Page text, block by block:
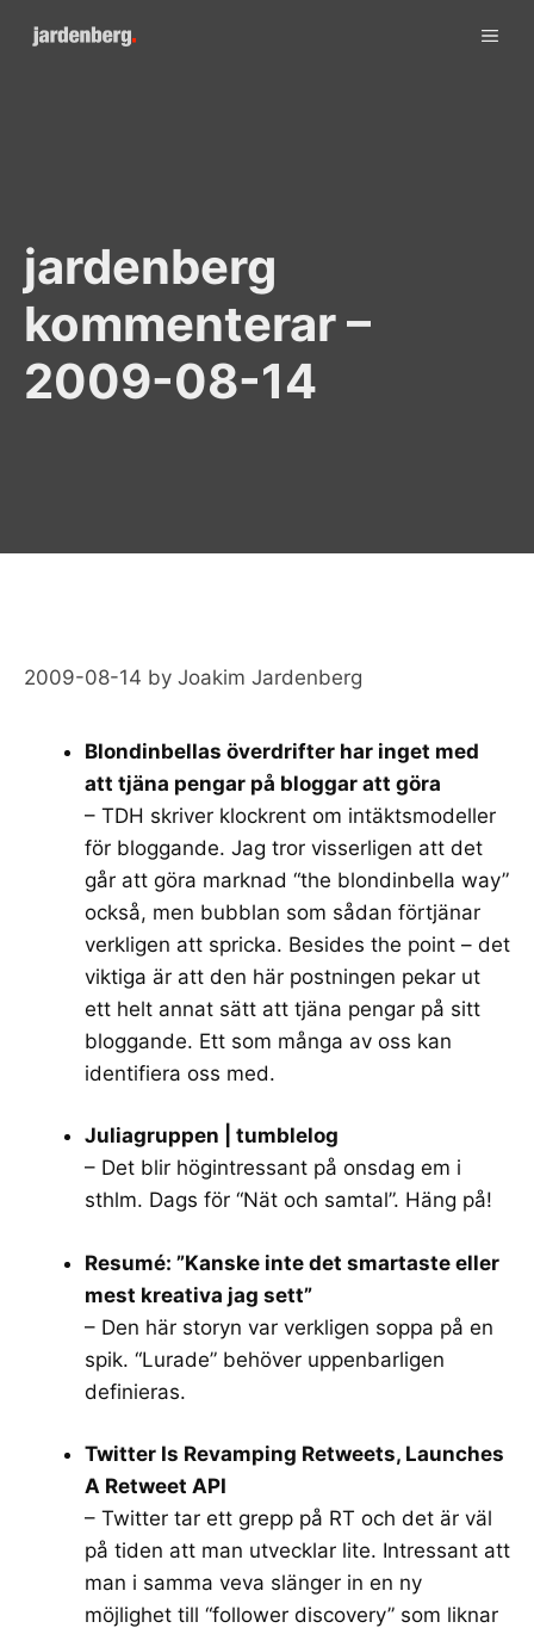
jardenberg
kommenterar –
2009-08-14
2009-08-14 by Joakim Jardenberg
Blondinbellas överdrifter har inget med
att tjäna pengar på bloggar att göra
– TDH skriver klockrent om intäktsmodeller
för bloggande. Jag tror visserligen att det
går att göra marknad “the blondinbella way”
också, men bubblan som sådan förtjänar
verkligen att spricka. Besides the point – det
viktiga är att den här postningen pekar ut
ett helt annat sätt att tjäna pengar på sitt
bloggande. Ett som många av oss kan
identifiera oss med.
Juliagruppen | tumblelog
– Det blir högintressant på onsdag em i
sthlm. Dags för “Nät och samtal”. Häng på!
Resumé: ”Kanske inte det smartaste eller
mest kreativa jag sett”
– Den här storyn var verkligen soppa på en
spik. “Lurade” behöver uppenbarligen
definieras.
Twitter Is Revamping Retweets, Launches
A Retweet API
– Twitter tar ett grepp på RT och det är väl
på tiden att man utvecklar lite. Intressant att
man i samma veva slänger in en ny
möjlighet till “follower discovery” som liknar